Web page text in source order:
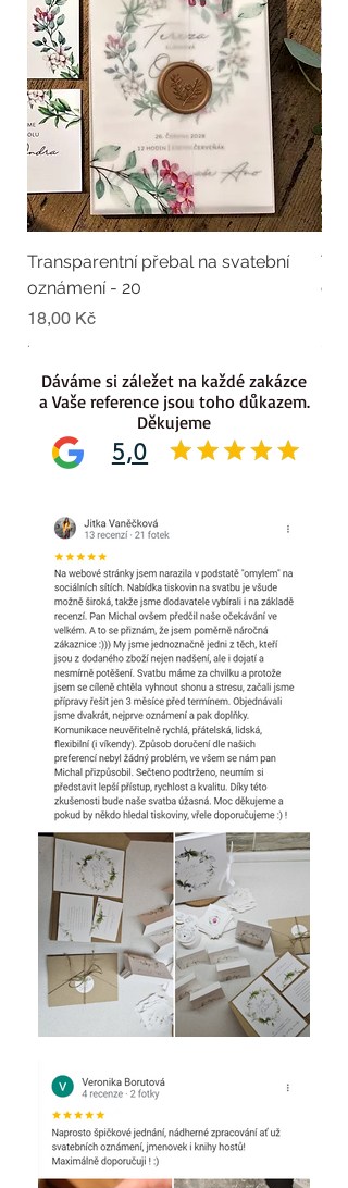
Transparentní přebal na svatební
oznámení - 20
Cena
18,00 Kč
.
5,0
Dáváme si záležet na každé zakázce
a Vaše reference jsou toho důkazem.
Děkujeme